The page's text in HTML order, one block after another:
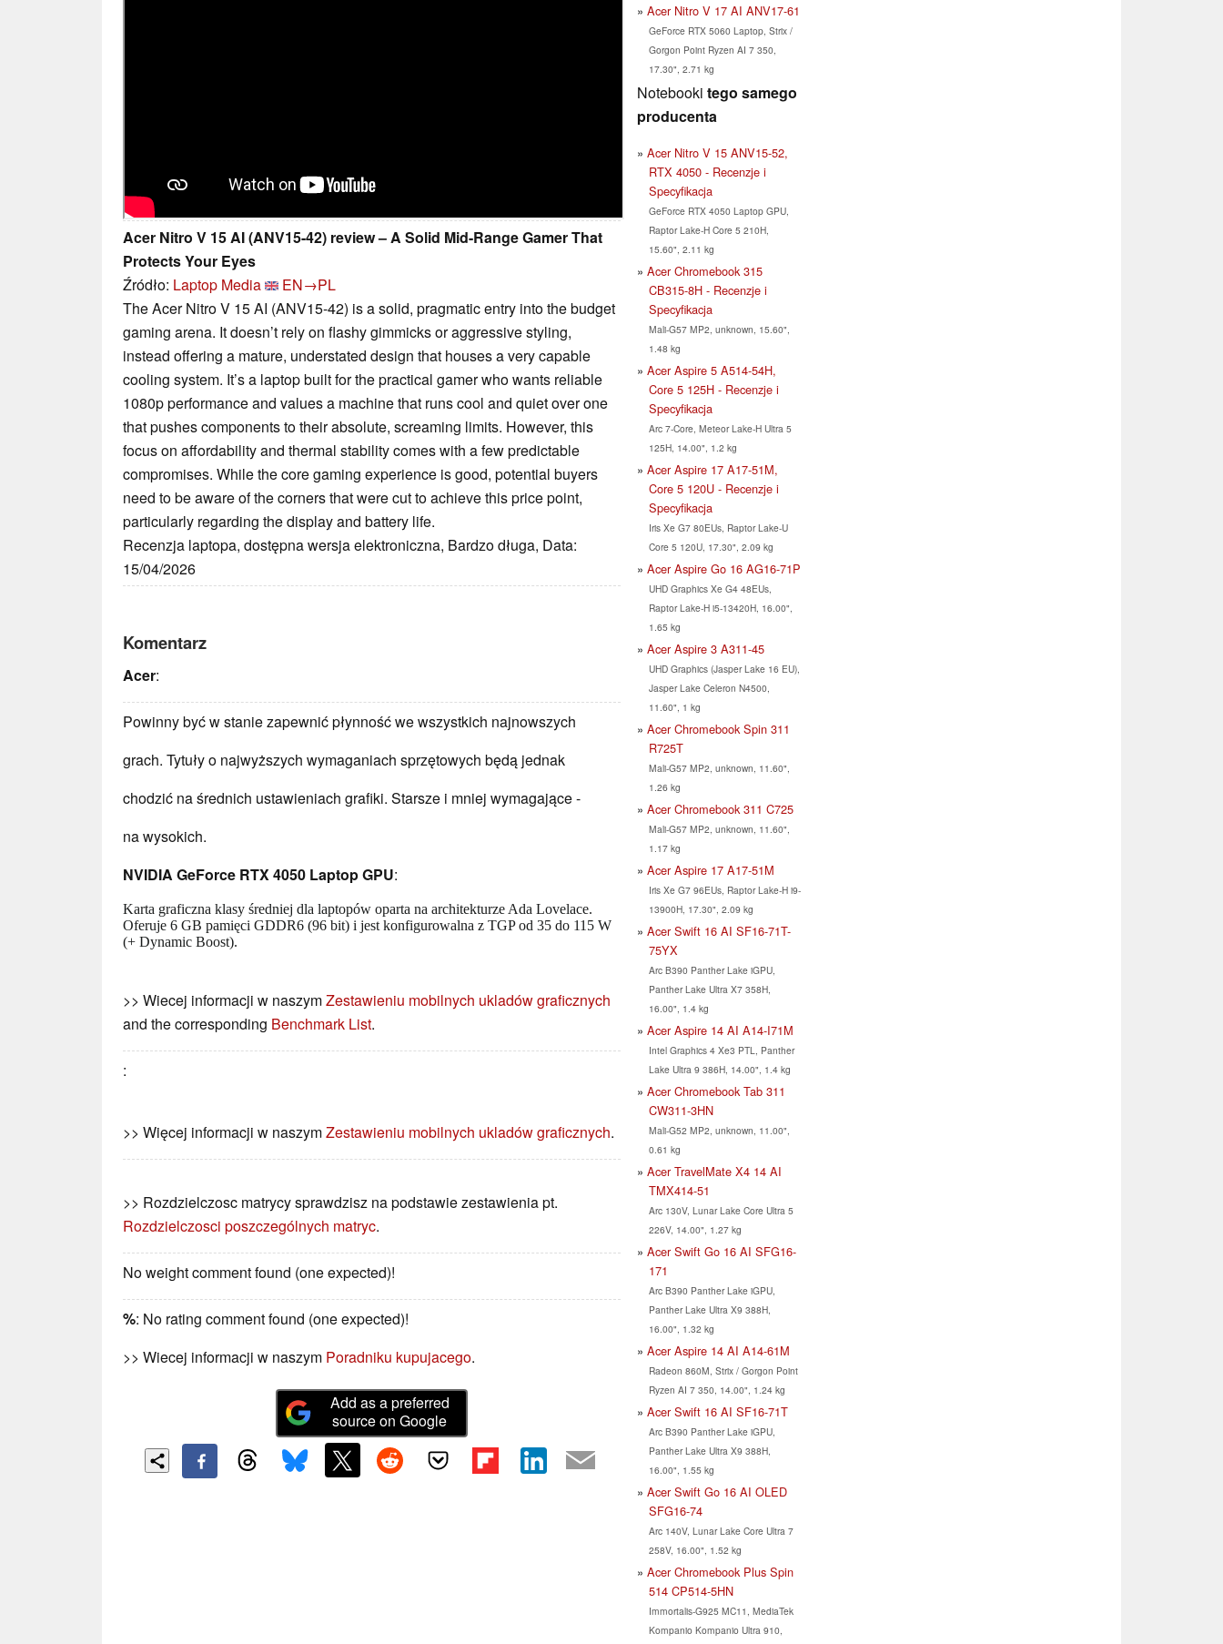
Acer Nitro V 15 AI (ANV15-42) review – A Solid Mid-Range Gamer That
Protects Your Eyes
Źródło: Laptop Media
EN→PL
The Acer Nitro V 15 AI (ANV15-42) is a solid, pragmatic entry into the budget
gaming arena. It doesn’t rely on flashy gimmicks or aggressive styling,
instead offering a mature, understated design that houses a very capable
cooling system. It’s a laptop built for the practical gamer who wants reliable
1080p performance and values a machine that runs cool and quiet over one
that pushes components to their absolute, screaming limits. However, this
focus on affordability and thermal stability comes with a few predictable
compromises. While the core gaming experience is good, potential buyers
need to be aware of the corners that were cut to achieve this price point,
particularly regarding the display and battery life.
Recenzja laptopa, dostępna wersja elektroniczna, Bardzo długa, Data:
15/04/2026
Komentarz
Acer:
Powinny być w stanie zapewnić płynność we wszystkich najnowszych
grach. Tytuły o najwyższych wymaganiach sprzętowych będą jednak
chodzić na średnich ustawieniach grafiki. Starsze i mniej wymagające -
na wysokich.
NVIDIA GeForce RTX 4050 Laptop GPU:
Karta graficzna klasy średniej dla laptopów oparta na architekturze Ada Lovelace.
Oferuje 6 GB pamięci GDDR6 (96 bit) i jest konfigurowalna z TGP od 35 do 115 W
(+ Dynamic Boost).
>> Wiecej informacji w naszymZestawieniu mobilnych ukladów graficznych
and the corresponding Benchmark List.
:
>> Więcej informacji w naszymZestawieniu mobilnych ukladów graficznych.
>> Rozdzielczosc matrycy sprawdzisz na podstawie zestawienia pt.
Rozdzielczosci poszczególnych matryc.
No weight comment found (one expected)!
%: No rating comment found (one expected)!
>> Wiecej informacji w naszym Poradniku kupujacego.
Add as a preferred
source on Google
Acer Nitro V 17 AI ANV17-61
GeForce RTX 5060 Laptop, Strix /
Gorgon Point Ryzen AI 7 350,
17.30", 2.71 kg
Notebooki tego samego
producenta
Acer Nitro V 15 ANV15-52,
RTX 4050 - Recenzje i
Specyfikacja
GeForce RTX 4050 Laptop GPU,
Raptor Lake-H Core 5 210H,
15.60", 2.11 kg
Acer Chromebook 315
CB315-8H - Recenzje i
Specyfikacja
Mali-G57 MP2, unknown, 15.60",
1.48 kg
Acer Aspire 5 A514-54H,
Core 5 125H - Recenzje i
Specyfikacja
Arc 7-Core, Meteor Lake-H Ultra 5
125H, 14.00", 1.2 kg
Acer Aspire 17 A17-51M,
Core 5 120U - Recenzje i
Specyfikacja
Iris Xe G7 80EUs, Raptor Lake-U
Core 5 120U, 17.30", 2.09 kg
Acer Aspire Go 16 AG16-71P
UHD Graphics Xe G4 48EUs,
Raptor Lake-H i5-13420H, 16.00",
1.65 kg
Acer Aspire 3 A311-45
UHD Graphics (Jasper Lake 16 EU),
Jasper Lake Celeron N4500,
11.60", 1 kg
Acer Chromebook Spin 311
R725T
Mali-G57 MP2, unknown, 11.60",
1.26 kg
Acer Chromebook 311 C725
Mali-G57 MP2, unknown, 11.60",
1.17 kg
Acer Aspire 17 A17-51M
Iris Xe G7 96EUs, Raptor Lake-H i9-
13900H, 17.30", 2.09 kg
Acer Swift 16 AI SF16-71T-
75YX
Arc B390 Panther Lake iGPU,
Panther Lake Ultra X7 358H,
16.00", 1.4 kg
Acer Aspire 14 AI A14-I71M
Intel Graphics 4 Xe3 PTL, Panther
Lake Ultra 9 386H, 14.00", 1.4 kg
Acer Chromebook Tab 311
CW311-3HN
Mali-G52 MP2, unknown, 11.00",
0.61 kg
Acer TravelMate X4 14 AI
TMX414-51
Arc 130V, Lunar Lake Core Ultra 5
226V, 14.00", 1.27 kg
Acer Swift Go 16 AI SFG16-
171
Arc B390 Panther Lake iGPU,
Panther Lake Ultra X9 388H,
16.00", 1.32 kg
Acer Aspire 14 AI A14-61M
Radeon 860M, Strix / Gorgon Point
Ryzen AI 7 350, 14.00", 1.24 kg
Acer Swift 16 AI SF16-71T
Arc B390 Panther Lake iGPU,
Panther Lake Ultra X9 388H,
16.00", 1.55 kg
Acer Swift Go 16 AI OLED
SFG16-74
Arc 140V, Lunar Lake Core Ultra 7
258V, 16.00", 1.52 kg
Acer Chromebook Plus Spin
514 CP514-5HN
Immortalis-G925 MC11, MediaTek
Kompanio Kompanio Ultra 910,